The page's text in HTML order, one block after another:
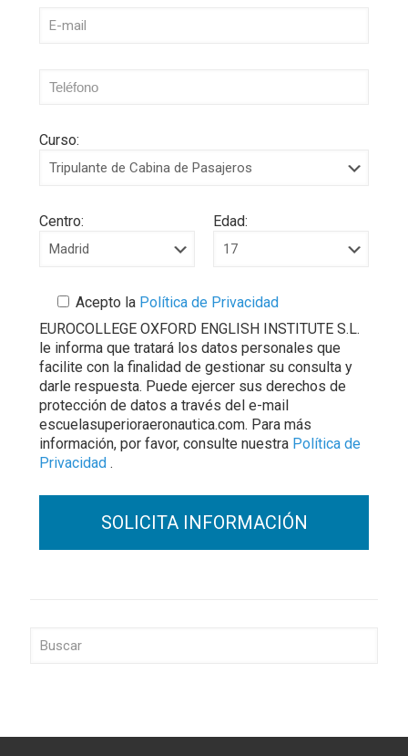
Curso:
Centro: Edad:
Acepto la Política de Privacidad
EUROCOLLEGE OXFORD ENGLISH INSTITUTE S.L.
le informa que tratará los datos personales que
facilite con la finalidad de gestionar su consulta y
darle respuesta. Puede ejercer sus derechos de
protección de datos a través del e-mail
escuelasuperioraeronautica.com. Para más
información, por favor, consulte nuestra Política de
Privacidad .